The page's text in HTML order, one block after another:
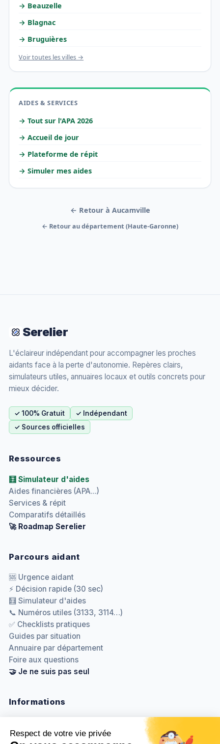
→ Beauzelle
→ Blagnac
→ Bruguières
Voir toutes les villes →
AIDES & SERVICES
→ Tout sur l'APA 2026
→ Accueil de jour
→ Plateforme de répit
→ Simuler mes aides
← Retour à Aucamville
← Retour au département (Haute-Garonne)
Serelier
L'éclaireur indépendant pour accompagner les proches
aidants face à la perte d'autonomie. Repères clairs,
simulateurs utiles, annuaires locaux et outils concrets pour
mieux décider.
✓ 100% Gratuit
✓ Indépendant
✓ Sources officielles
Ressources
🧮 Simulateur d'aides
Aides financières (APA...)
Services & répit
Comparatifs détaillés
🚀 Roadmap Serelier
Parcours aidant
🆘 Urgence aidant
⚡ Décision rapide (30 sec)
🧮 Simulateur d'aides
📞 Numéros utiles (3133, 3114…)
✅ Checklists pratiques
Guides par situation
Annuaire par département
Foire aux questions
🤝 Je ne suis pas seul
Informations
Méthodologie & sources